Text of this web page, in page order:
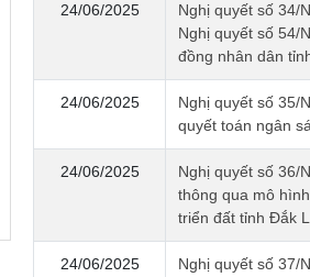
24/06/2025
Nghị quyết số 34/
Nghị quyết số 54/
đồng nhân dân
24/06/2025
Nghị quyết số 35/
quyết toán ngân
24/06/2025
Nghị quyết số 36/
thông qua mô
triển đất tỉnh Đắk
24/06/2025
Nghị quyết số 37/